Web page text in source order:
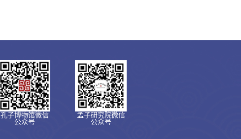
孔子博物馆微信
公众号
孟子研究院微信
公众号